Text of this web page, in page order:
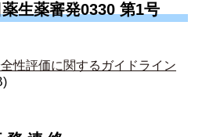
生薬審発0330 第1号
性評価に関するガイドライン